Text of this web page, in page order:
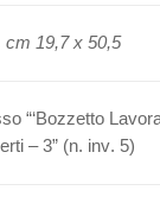
cm 19,7 x 50,5
“‘Bozzetto
– 3” (n. inv. 5)